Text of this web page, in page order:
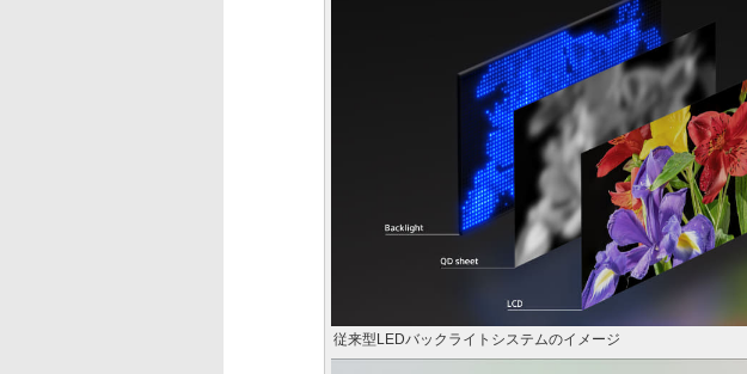
従来型LEDバックライトシステムのイメージ